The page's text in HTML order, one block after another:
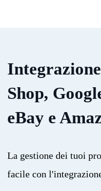
Shop,
eBay e
La gestione dei tuoi
facile con